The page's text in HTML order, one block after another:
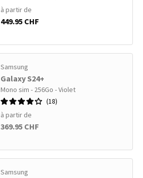
à partir de
449.95 CHF
Samsung
Galaxy S24+
Mono sim - 256Go - Violet
18
à partir de
369.95 CHF
Samsung